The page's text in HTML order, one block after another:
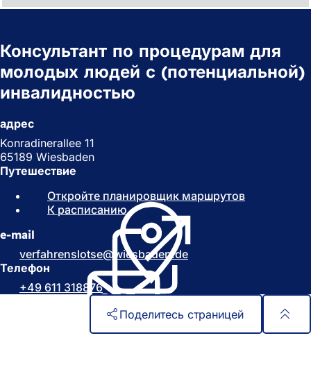
Консультант по процедурам для
молодых людей с (потенциальной)
инвалидностью
адрес
Konradinerallee 11
65189 Wiesbaden
Путешествие
Откройте планировщик маршрутов
а
с
К расписанию(
О
т
к
р
ы
в
е
т
e-mail
verfahrenslotse
wiesbaden de
Телефон
+49 611 318876
Поделитесь страницей